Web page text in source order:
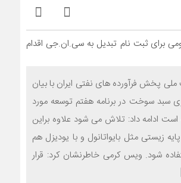
پخش فرآورده های نفتی ایران با بیان
سبد سوخت در برنامه هفتم توسعه مورد
است ادامه داد: تلاش می شود علاوه براین
زیستی مثل بایواتانول و با یودیزل هم
شود. ویس کرمی خاطرنشان کرد: قرار